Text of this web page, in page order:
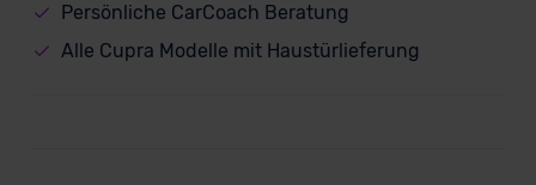
Persönliche CarCoach Beratung
Alle Cupra Modelle mit Haustürlieferung